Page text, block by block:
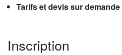
Tarifs et devis sur demande
Inscription